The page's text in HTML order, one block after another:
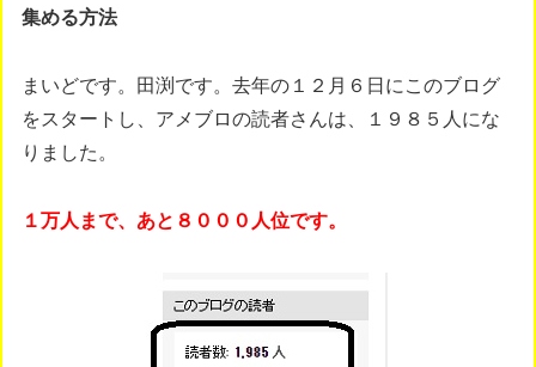
集める方法
まいどです。田渕です。去年の１２月６日にこのブログ
をスタートし、アメブロの読者さんは、１９８５人にな
りました。
１万人まで、あと８０００人位です。